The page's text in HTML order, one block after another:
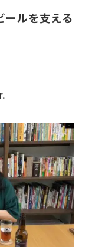
ルを支える